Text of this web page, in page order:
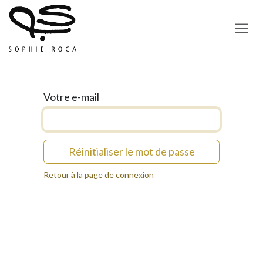
Se rendre au contenu
Votre e-mail
Réinitialiser le mot de passe
Retour à la page de connexion